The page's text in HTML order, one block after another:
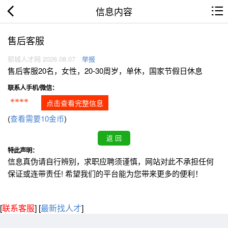
信息内容
售后客服
郓城人才网 2026.08.07 举报
售后客服20名，女性，20-30周岁，单休，国家节假日休息
联系人手机/微信：
**** 点击查看完整信息
(查看需要10金币)
特此声明：
信息真伪请自行辨别，求职应聘须谨慎，网站对此不承担任何
保证或连带责任! 希望我们的平台能为您带来更多的便利！
[联系客服] [最新找人才]